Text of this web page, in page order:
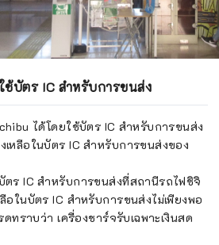
ช้บัตร IC สำหรับการขนส่ง
ได้โดยใช้บัตร IC สำหรับการขนส่ง
เหลือในบัตร IC สำหรับการขนส่งของ
ตร IC สำหรับการขนส่งที่สถานีรถไฟชิจิ
อในบัตร IC สำหรับการขนส่งไม่เพียงพอ
ดทราบว่า เครื่องชาร์จรับเฉพาะเงินสด